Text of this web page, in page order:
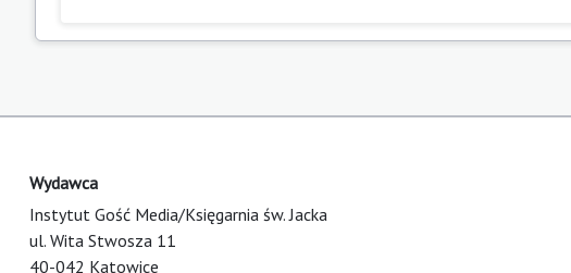
Wydawca
Instytut Gość Media/Księgarnia św. Jacka
ul. Wita Stwosza 11
40-042 Katowice